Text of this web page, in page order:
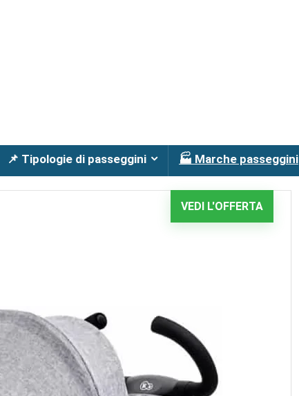
📌 Tipologie di passeggini 🏭 Marche passeggini
VEDI L'OFFERTA